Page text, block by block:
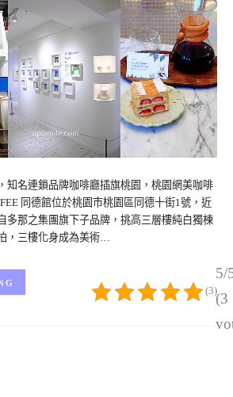
知名連鎖品牌咖啡廳插旗桃園，桃園網美咖啡
同德館位於桃園市桃園區同德十街1號，近
多那之集團旗下子品牌，挑高三層樓純白獨棟
，三樓化身成為美術…
5/
(3
(3)